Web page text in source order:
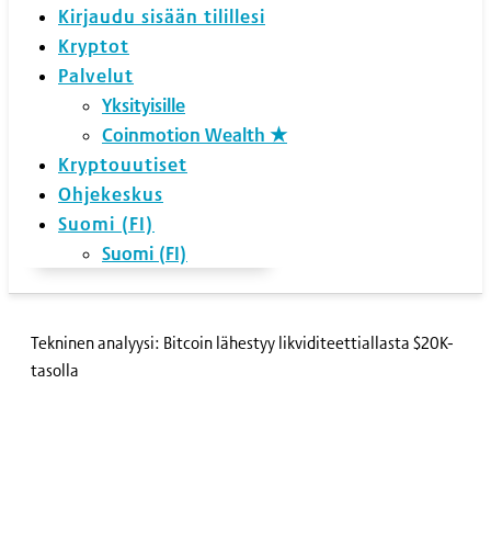
Kirjaudu sisään tilillesi
Kryptot
Palvelut
Yksityisille
Coinmotion Wealth ★
Kryptouutiset
Ohjekeskus
Suomi (FI)
Suomi (FI)
Tekninen analyysi: Bitcoin lähestyy likviditeettiallasta $20K-
tasolla